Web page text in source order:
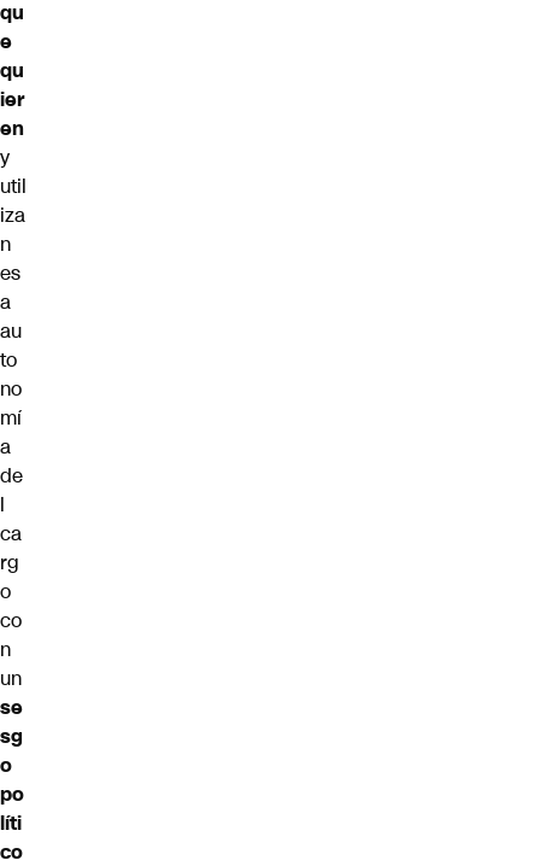
qu
e
qu
ier
en
y
util
iza
n
es
a
au
to
no
mí
a
de
l
ca
rg
o
co
n
un
se
sg
o
po
líti
co